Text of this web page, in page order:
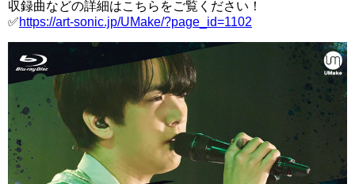
収録曲などの詳細はこちらをご覧ください！
✅https://art-sonic.jp/UMake/?page_id=1102